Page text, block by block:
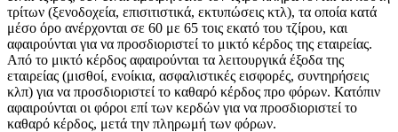
τρίτων (ξενοδοχεία, επισιτιστικά, εκτυπώσεις κτλ), τα οποία κατά
μέσο όρο ανέρχονται σε 60 με 65 τοις εκατό του τζίρου, και
αφαιρούνται για να προσδιοριστεί το μικτό κέρδος της εταιρείας.
Από το μικτό κέρδος αφαιρούνται τα λειτουργικά έξοδα της
εταιρείας (μισθοί, ενοίκια, ασφαλιστικές εισφορές, συντηρήσεις
κλπ) για να προσδιοριστεί το καθαρό κέρδος προ φόρων. Κατόπιν
αφαιρούνται οι φόροι επί των κερδών για να προσδιοριστεί το
καθαρό κέρδος, μετά την πληρωμή των φόρων.